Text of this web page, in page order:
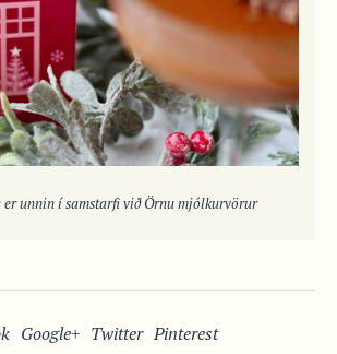
unnin í samstarfi við Örnu mjólkurvörur
Google+ Twitter Pinterest